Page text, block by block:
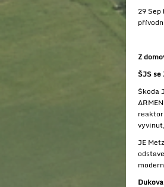
29
Z
ŠJS
Škoda
JE